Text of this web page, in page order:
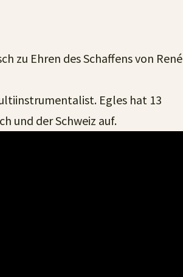
zu Ehren des Schaffens von René
Egles hat 13
und der Schweiz auf.